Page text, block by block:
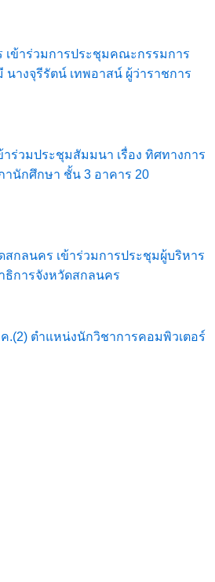
เข้าร่วมการประชุมคณะกรรมการ
างจุรีรัตน์ เทพอาสน์ ผู้ว่าราชการ
ร่วมประชุมสัมมนา เรื่อง ทิศทางการ
นักศึกษา ชั้น 3 อาคาร 20
กลนคร เข้าร่วมการประชุมผู้บริหาร
ธิการจังหวัดสกลนคร
.(2) ตำแหน่งนักวิชาการคอมพิวเตอร์